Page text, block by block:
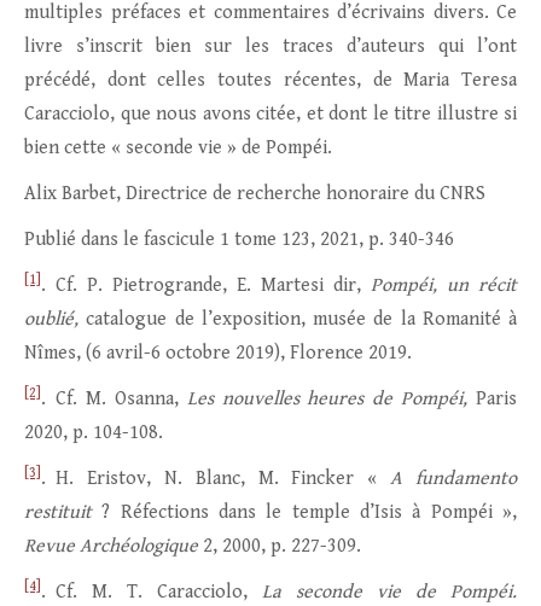
multiples préfaces et commentaires d’écrivains divers. Ce
livre s’inscrit bien sur les traces d’auteurs qui l’ont
précédé, dont celles toutes récentes, de Maria Teresa
Caracciolo, que nous avons citée, et dont le titre illustre si
bien cette « seconde vie » de Pompéi.
Alix Barbet, Directrice de recherche honoraire du CNRS
Publié dans le fascicule 1 tome 123, 2021, p. 340-346
[1] . Cf. P. Pietrogrande, E. Martesi dir, Pompéi, un récit
oublié, catalogue de l’exposition, musée de la Romanité à
Nîmes, (6 avril-6 octobre 2019), Florence 2019.
[2] . Cf. M. Osanna, Les nouvelles heures de Pompéi, Paris
2020, p. 104-108.
[3] . H. Eristov, N. Blanc, M. Fincker «A fundamento
restituit? Réfections dans le temple d’Isis à Pompéi »,
Revue Archéologique 2, 2000, p. 227-309.
[4] . Cf. M. T. Caracciolo, La seconde vie de Pompéi.